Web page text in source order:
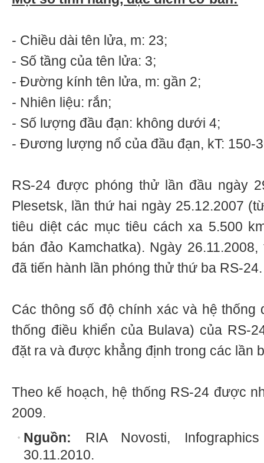
- Chiều dài tên lửa, m: 23;
- Số tầng của tên lửa: 3;
- Đường kính tên lửa, m: gần 2;
- Nhiên liệu: rắn;
- Số lượng đầu đạn: không dưới 4;
- Đương lượng nổ của đầu đạn, kT: 150-
RS-24 được phóng thử lần đầu ngày
Plesetsk, lần thứ hai ngày 25.12.2007
tiêu diệt các mục tiêu cách xa 5.500
bán đảo Kamchatka). Ngày
đã tiến hành lần phóng thử thứ ba RS-24.
Các thông số độ chính xác và hệ thống
thống điều khiển của Bulava) của RS-
đặt ra và được khẳng định trong các lần
Theo kế hoạch, hệ thống RS-24 được
2009.
Nguồn: RIA Novosti,
30.11.2010.